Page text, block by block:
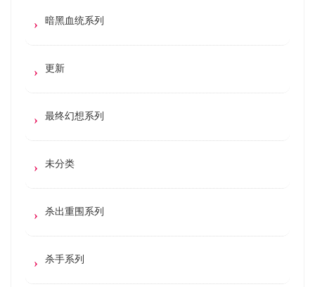
暗黑血统系列
更新
最终幻想系列
未分类
杀出重围系列
杀手系列